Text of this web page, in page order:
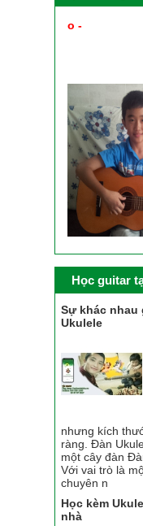
o -
Học guitar
Sự khác nhau
Ukulele
nhưng kích
ràng. Đàn
một cây đàn
Với vai trò là
chuyên n
Học kèm
nhà